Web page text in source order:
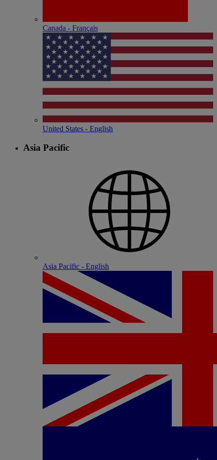
Canada - Français
United States - English
Asia Pacific
Asia Pacific - English